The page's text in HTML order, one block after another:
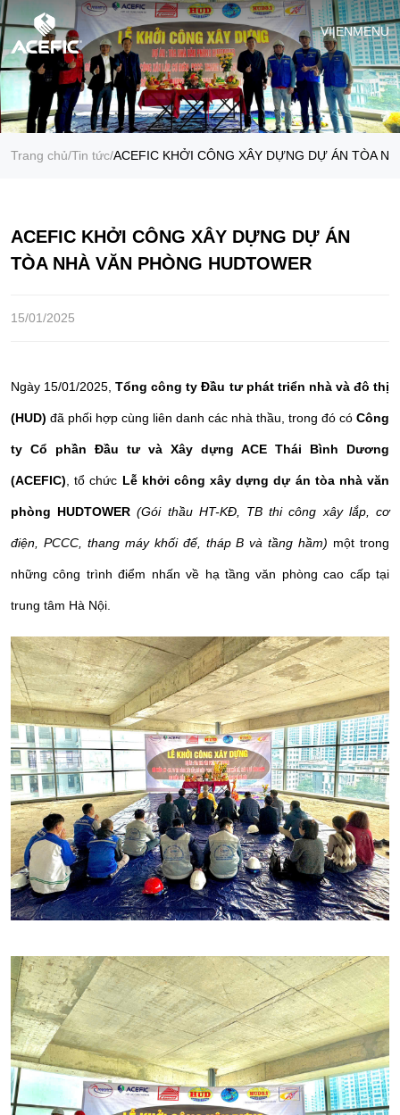
VI|ENMENU
Trang chủ/Tin tức/ACEFIC KHỞI CÔNG XÂY DỰNG DỰ ÁN TÒA
ACEFIC KHỞI CÔNG XÂY DỰNG DỰ ÁN
TÒA NHÀ VĂN PHÒNG HUDTOWER
15/01/2025
Ngày 15/01/2025,Tổng công ty Đầu tư phát triển nhà và đô thị
(HUD) đã phối hợp cùng liên danh các nhà thầu, trong đó có Công
ty Cổ phần Đầu tư và Xây dựng ACE Thái Bình Dương
(ACEFIC), tổ chức Lễ khởi công xây dựng dự án tòa nhà văn
phòng HUDTOWER (Gói thầu HT-KĐ, TB thi công xây lắp, cơ
điện, PCCC, thang máy khối đế, tháp B và tầng hầm) một trong
những công trình điểm nhấn về hạ tầng văn phòng cao cấp tại
trung tâm Hà Nội.